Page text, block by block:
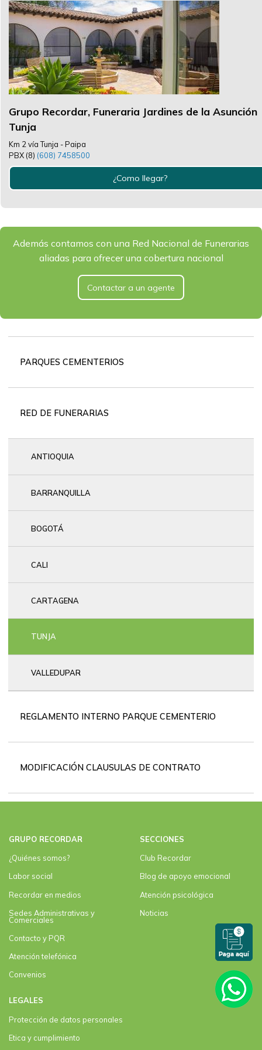
Grupo Recordar, Funeraria Jardines de la Asunción
Tunja
Km 2 vía Tunja - Paipa
PBX (8) (608) 7458500
¿Como llegar?
Además contamos con una Red Nacional de Funerarias
aliadas para ofrecer una cobertura nacional
Contactar a un agente
dePARQUES CEMENTERIOS
RED DE FUNERARIAS
ANTIOQUIA
BARRANQUILLA
BOGOTÁ
CALI
CARTAGENA
TUNJA
VALLEDUPAR
REGLAMENTO INTERNO PARQUE CEMENTERIO
MODIFICACIÓN CLAUSULAS DE CONTRATO
GRUPO RECORDAR
¿Quiénes somos?
Labor social
Recordar en medios
Sedes Administrativas y
Comerciales
Contacto y PQR
Atención telefónica
Convenios
SECCIONES
Club Recordar
Blog de apoyo emocional
Atención psicológica
Noticias
LEGALES
Protección de datos personales
Etica y cumplimiento